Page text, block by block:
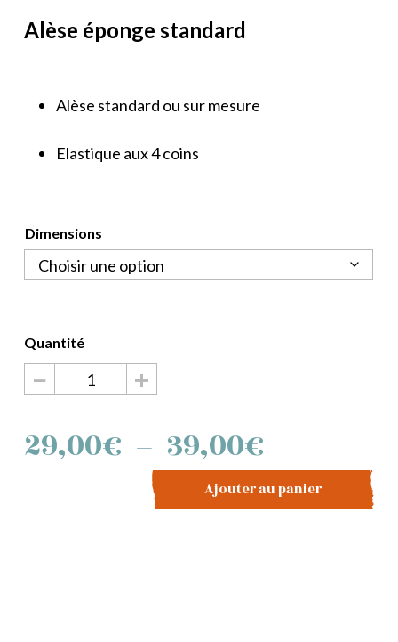
Alèse éponge standard
Alèse standard ou sur mesure
Elastique aux 4 coins
Dimensions
quantité
de
éponge
− +
29,00€ – 39,00€
de
Ajouter au panier